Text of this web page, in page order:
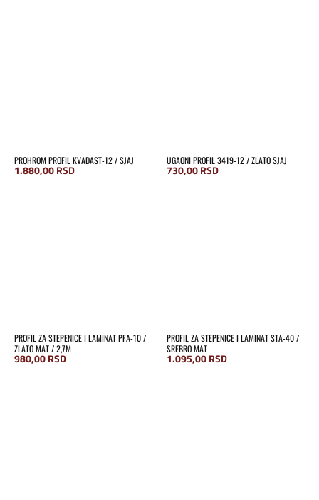
PROHROM PROFIL KVADAST-12 / SJAJ
1.880,00RSD
UGAONI PROFIL 3419-12 / ZLATO SJAJ
730,00RSD
PROFIL ZA STEPENICE I LAMINAT PFA-10 /
ZLATO MAT / 2,7M
980,00RSD
PROFIL ZA STEPENICE I LAMINAT STA-40 /
SREBRO MAT
1.095,00RSD